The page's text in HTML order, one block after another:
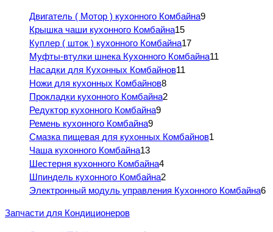
Двигатель ( Мотор ) кухонного Комбайна9
Крышка чаши кухонного Комбайна15
Куплер ( шток ) кухонного Комбайна17
Муфты-втулки шнека Кухонного Комбайна11
Насадки для Кухонных Комбайнов11
Ножи для кухонных Комбайнов8
Прокладки кухонного Комбайна2
Редуктор кухонного Комбайна9
Ремень кухонного Комбайна9
Смазка пищевая для кухонных Комбайнов1
Чаша кухонного Комбайна13
Шестерня кухонного Комбайна4
Шпиндель кухонного Комбайна2
Электронный модуль управления Кухонного Комбайна6
Запчасти для Кондиционеров